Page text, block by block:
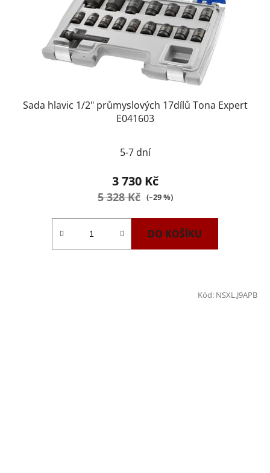
Sada hlavic 1/2" průmyslových 17dílů Tona Expert
E041603
5-7 dní
3 730 Kč
5 328 Kč (–29 %)
DO KOŠÍKU
Kód: NSXL.J9APB